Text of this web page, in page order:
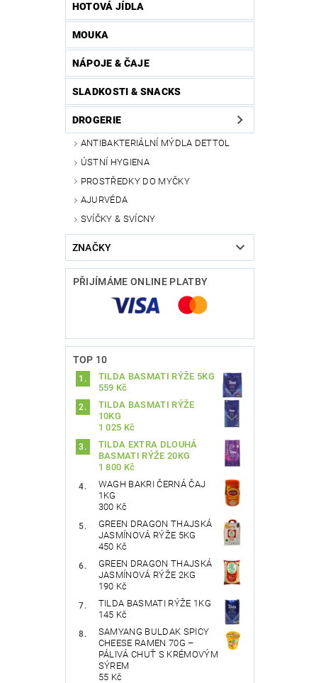
HOTOVÁ JÍDLA
MOUKA
NÁPOJE & ČAJE
SLADKOSTI & SNACKS
DROGERIE
ANTIBAKTERIÁLNÍ MÝDLA DETTOL
ÚSTNÍ HYGIENA
PROSTŘEDKY DO MYČKY
AJURVÉDA
SVÍČKY & SVÍCNY
ZNAČKY
PŘIJÍMÁME ONLINE PLATBY
TOP 10
TILDA BASMATI RÝŽE 5KG
559 Kč
TILDA BASMATI RÝŽE
10KG
1 025 Kč
TILDA EXTRA DLOUHÁ
BASMATI RÝŽE 20KG
1 800 Kč
WAGH BAKRI ČERNÁ ČAJ
1KG
300 Kč
GREEN DRAGON THAJSKÁ
JASMÍNOVÁ RÝŽE 5KG
450 Kč
GREEN DRAGON THAJSKÁ
JASMÍNOVÁ RÝŽE 2KG
190 Kč
TILDA BASMATI RÝŽE 1KG
145 Kč
SAMYANG BULDAK SPICY
CHEESE RAMEN 70G –
PÁLIVÁ CHUŤ S KRÉMOVÝM
SÝREM
55 Kč